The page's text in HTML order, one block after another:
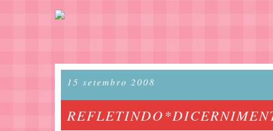
15 setembro 2008